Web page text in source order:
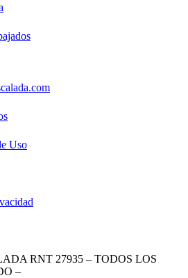
Uso
RNT 27935 – TODOS LOS
–